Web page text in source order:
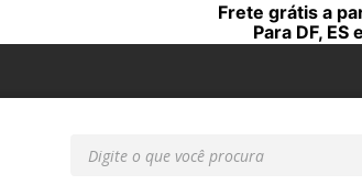
Frete grátis a
Para DF,